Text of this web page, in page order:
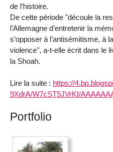
de l’histoire.
De cette période "découle la
l’Allemagne d’entretenir la
s’opposer à l’antisémitisme, à
violence", a-t-elle écrit dans le
la Shoah.
Lire la suite : https://
9XdrA/W7cST5JVrKI/
Portfolio